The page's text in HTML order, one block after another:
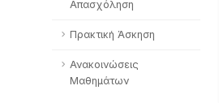
Απασχόληση
Πρακτική Άσκηση
Ανακοινώσεις
Μαθημάτων